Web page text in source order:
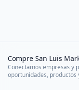
Compre San Luis
Conectamos empresas y
oportunidades, productos